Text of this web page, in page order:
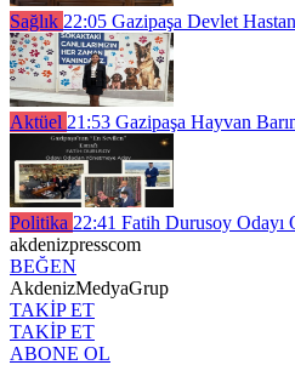
Sağlık 22:05 Gazipaşa Devlet
Aktüel 21:53 Gazipaşa Hayvan
Politika 22:41 Fatih Durusoy Odayı
akdenizpresscom
BEĞEN
AkdenizMedyaGrup
TAKİP ET
TAKİP ET
ABONE OL